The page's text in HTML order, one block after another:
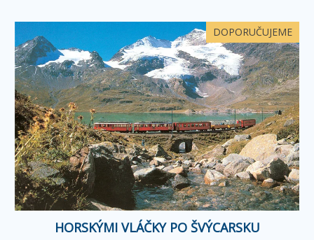
DOPORUČUJEME
HORSKÝMI VLÁČKY PO ŠVÝCARSKU